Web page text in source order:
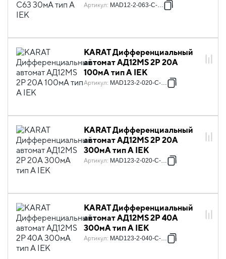
Артикул: MAD12-2-063-C-030
KARAT Дифференциальный
автомат АД12MS 2P 20А
100мА тип A IEK
Артикул: MAD123-2-020-C-100
KARAT Дифференциальный
автомат АД12MS 2P 20А
300мА тип A IEK
Артикул: MAD123-2-020-C-300
KARAT Дифференциальный
автомат АД12MS 2P 40А
300мА тип A IEK
Артикул: MAD123-2-040-C-300